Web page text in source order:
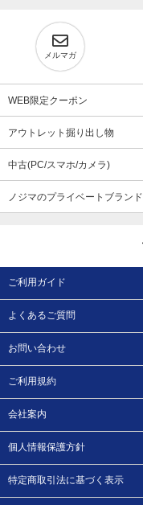
メルマガ
WEB限定クーポン
アウトレット掘り出し物
中古(PC/スマホ/カメラ)
ノジマのプライベートブランド
ご利用ガイド
よくあるご質問
お問い合わせ
ご利用規約
会社案内
個人情報保護方針
特定商取引法に基づく表示